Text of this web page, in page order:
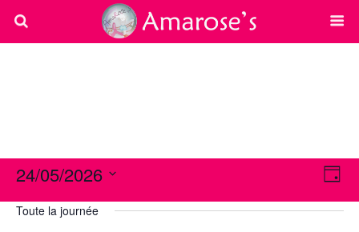
par
de
vues
Jour
24/05/2026
une
Toute la journée